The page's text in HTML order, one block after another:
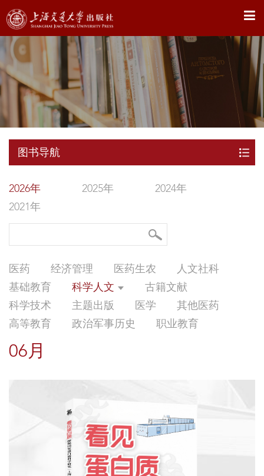
X
图书导航
2026年 2025年
2024年
2021年
医药 经济管理 医药生农
人文社科
基础教育
科学人文
古籍文献
科学技术
主题出版 医学
其他医药
高等教育
政治军事历史 职业教育
06月